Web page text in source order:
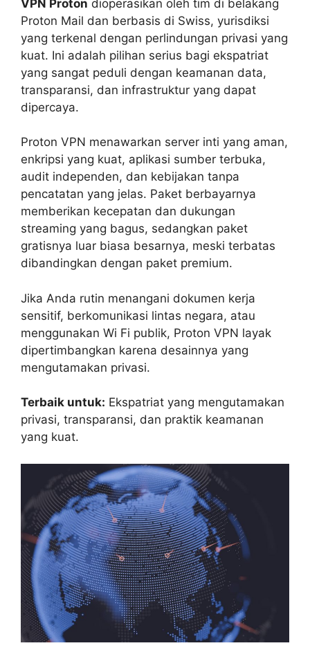
VPN Proton dioperasikan oleh tim di belakang
Proton Mail dan berbasis di Swiss, yurisdiksi
yang terkenal dengan perlindungan privasi yang
kuat. Ini adalah pilihan serius bagi ekspatriat
yang sangat peduli dengan keamanan data,
transparansi, dan infrastruktur yang dapat
dipercaya.
Proton VPN menawarkan server inti yang aman,
enkripsi yang kuat, aplikasi sumber terbuka,
audit independen, dan kebijakan tanpa
pencatatan yang jelas. Paket berbayarnya
memberikan kecepatan dan dukungan
streaming yang bagus, sedangkan paket
gratisnya luar biasa besarnya, meski terbatas
dibandingkan dengan paket premium.
Jika Anda rutin menangani dokumen kerja
sensitif, berkomunikasi lintas negara, atau
menggunakan Wi Fi publik, Proton VPN layak
dipertimbangkan karena desainnya yang
mengutamakan privasi.
Terbaik untuk: Ekspatriat yang mengutamakan
privasi, transparansi, dan praktik keamanan
yang kuat.